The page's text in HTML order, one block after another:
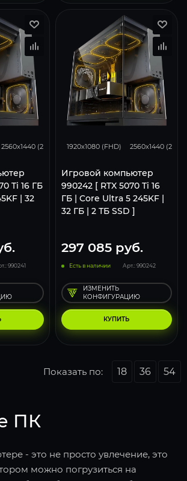
2560x1440 (2K) 3840x2160 (4K)
Ti 16 ГБ
| 32
990241
1920x1080 (FHD) 2560x1440 (2K)
Игровой компьютер
990242 [ RTX 5070 Ti 16
ГБ | Core Ultra 5 245KF |
32 ГБ | 2 ТБ SSD ]
297 085руб.
Есть в наличии Арт.: 990242
КУПИТЬ
ИЗМЕНИТЬ
КОНФИГУРАЦИЮ
Показать по: 18 36 54
ПК
- это не просто увлечение, это
можно погрузиться на